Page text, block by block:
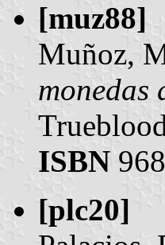
[muz88]
Muñoz,
monedas
ISBN
[plc20]